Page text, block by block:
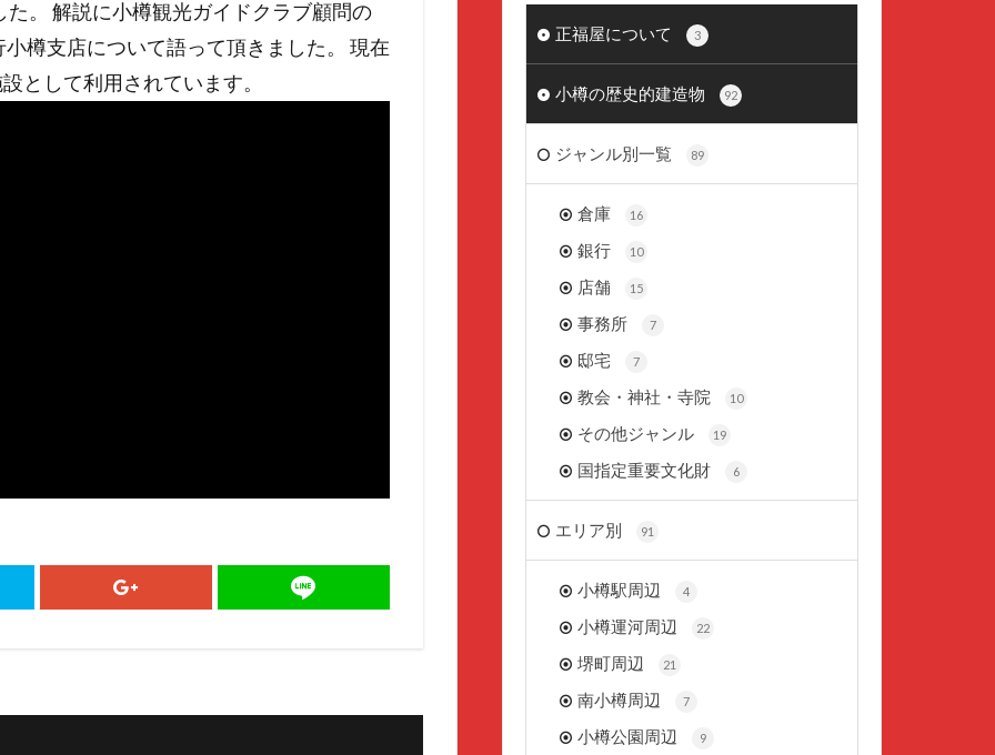
。 解説に小樽観光ガイドクラブ顧問の
樽支店について語って頂きました。 現在
として利用されています。
正福屋について 3
小樽の歴史的建造物 92
ジャンル別一覧 89
倉庫 16
銀行 10
店舗 15
事務所 7
邸宅 7
教会・神社・寺院 10
その他ジャンル 19
国指定重要文化財 6
エリア別 91
小樽駅周辺 4
小樽運河周辺 22
堺町周辺 21
南小樽周辺 7
小樽公園周辺 9